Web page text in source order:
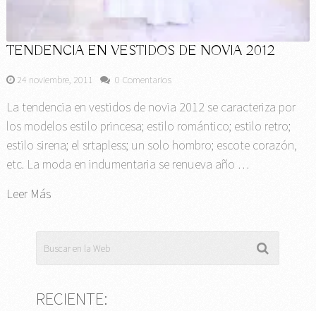
TENDENCIA EN VESTIDOS DE NOVIA 2012
24 noviembre, 2011 0 Comentarios
La tendencia en vestidos de novia 2012 se caracteriza por
los modelos estilo princesa; estilo romántico; estilo retro;
estilo sirena; el srtapless; un solo hombro; escote corazón,
etc. La moda en indumentaria se renueva año …
Leer Más
RECIENTE: